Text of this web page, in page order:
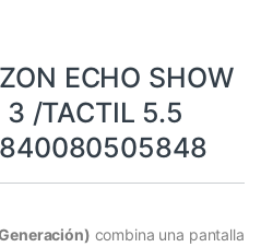
ECHO SHOW
3 /TACTIL 5.5
combina una pantalla